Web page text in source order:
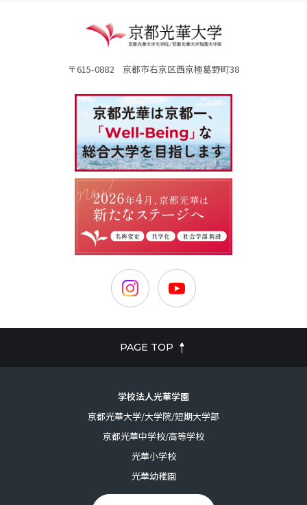
〒615-0882 京都市右京区西京極葛野町38
PAGE TOP
学校法人光華学園
京都光華大学/大学院/短期大学部
京都光華中学校/高等学校
光華小学校
光華幼稚園